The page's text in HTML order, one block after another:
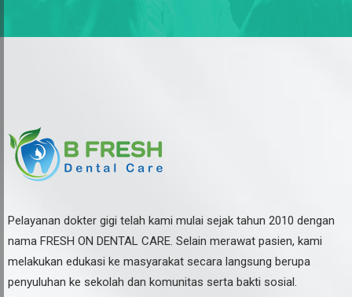
Pelayanan dokter gigi telah kami mulai sejak tahun 2010 dengan
nama FRESH ON DENTAL CARE. Selain merawat pasien, kami
melakukan edukasi ke masyarakat secara langsung berupa
penyuluhan ke sekolah dan komunitas serta bakti sosial.